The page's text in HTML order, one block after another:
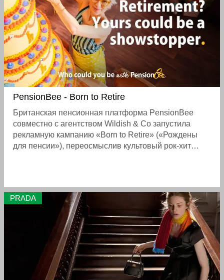
редкими томами Vanitas
PensionBee - Born to Retire
Британская пенсионная платформа PensionBee
совместно с агентством Wildish & Co запустила
рекламную кампанию «Born to Retire» («Рождены
для пенсии»), переосмыслив культовый рок-хит
как яркий «второй акт» жизни, полный путешествий,
хобби и самореализации. В рекламе звучит кавер-
версия песни Steppenwolf — Born to Be Wild,
переработанная в «Born to Retire».
PRADA